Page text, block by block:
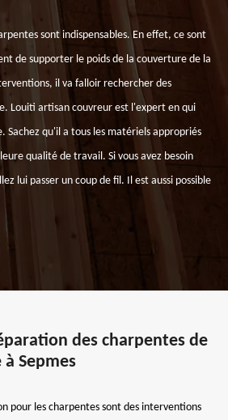
sont indispensables. En effet, ce sont
de supporter le poids de la couverture de la
il va falloir rechercher des
Louiti artisan couvreur est l'expert en qui
Sachez qu'il a tous les matériels appropriés
qualité de travail. Si vous avez besoin
lui passer un coup de fil. Il est aussi possible
des charpentes de
Sepmes
pour les charpentes sont des interventions